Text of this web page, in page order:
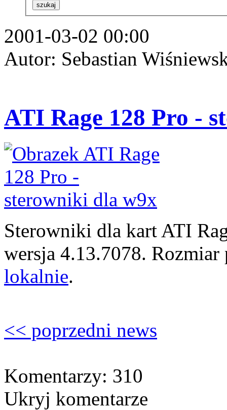
szukaj
2001-03-02 00:00
Autor: Sebastian
ATI Rage 128 Pro -
Sterowniki dla kart ATI
wersja 4.13.7078.
lokalnie.
<< poprzedni news
Komentarzy: 310
Ukryj komentarze